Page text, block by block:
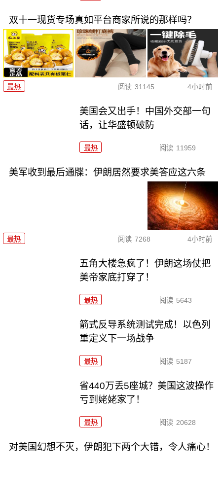
双十一现货专场真如平台商家所说的那样吗？
最热 阅读 31145 4小时前
美国会又出手！中国外交部一句
话，让华盛顿破防
最热 阅读 11959
美军收到最后通牒：伊朗居然要求美答应这六条
最热 阅读 7268 4小时前
五角大楼急疯了！伊朗这场仗把
美帝家底打穿了！
最热 阅读 5643
箭式反导系统测试完成！以色列
重定义下一场战争
最热 阅读 5187
省440万丢5座城？美国这波操作
亏到姥姥家了！
最热 阅读 20628
对美国幻想不灭，伊朗犯下两个大错，令人痛心！